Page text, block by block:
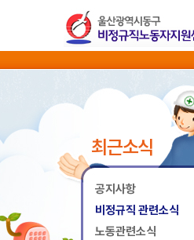
최근소식
공지사항
비정규직 관련소식
노동관련소식